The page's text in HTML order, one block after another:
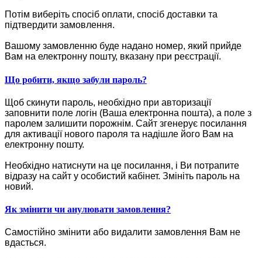
Потім виберіть спосіб оплати, спосіб доставки та
підтвердити замовлення.
Вашому замовленню буде надано номер, який прийде
Вам на електронну пошту, вказану при реєстрації.
Що робити, якщо забули пароль?
Щоб скинути пароль, необхідно при авторизації
заповнити поле логін (Ваша електронна пошта), а поле з
паролем залишити порожнім. Сайт згенерує посилання
для активації нового пароля та надішле його Вам на
електронну пошту.
Необхідно натиснути на це посилання, і Ви потрапите
відразу на сайт у особистий кабінет. Змініть пароль на
новий.
Як змінити чи анулювати замовлення?
Самостійно змінити або видалити замовлення Вам не
вдасться.